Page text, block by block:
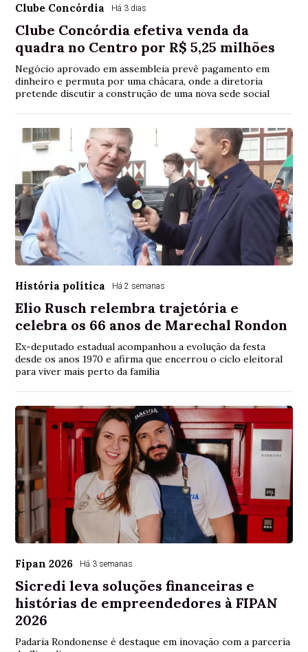
Clube Concórdia Há 3 dias
Clube Concórdia efetiva venda da
quadra no Centro por R$ 5,25 milhões
Negócio aprovado em assembleia prevê pagamento em
dinheiro e permuta por uma chácara, onde a diretoria
pretende discutir a construção de uma nova sede social
História política Há 2 semanas
Elio Rusch relembra trajetória e
celebra os 66 anos de Marechal Rondon
Ex-deputado estadual acompanhou a evolução da festa
desde os anos 1970 e afirma que encerrou o ciclo eleitoral
para viver mais perto da família
Fipan 2026 Há 3 semanas
Sicredi leva soluções financeiras e
histórias de empreendedores à FIPAN
2026
Padaria Rondonense é destaque em inovação com a parceria